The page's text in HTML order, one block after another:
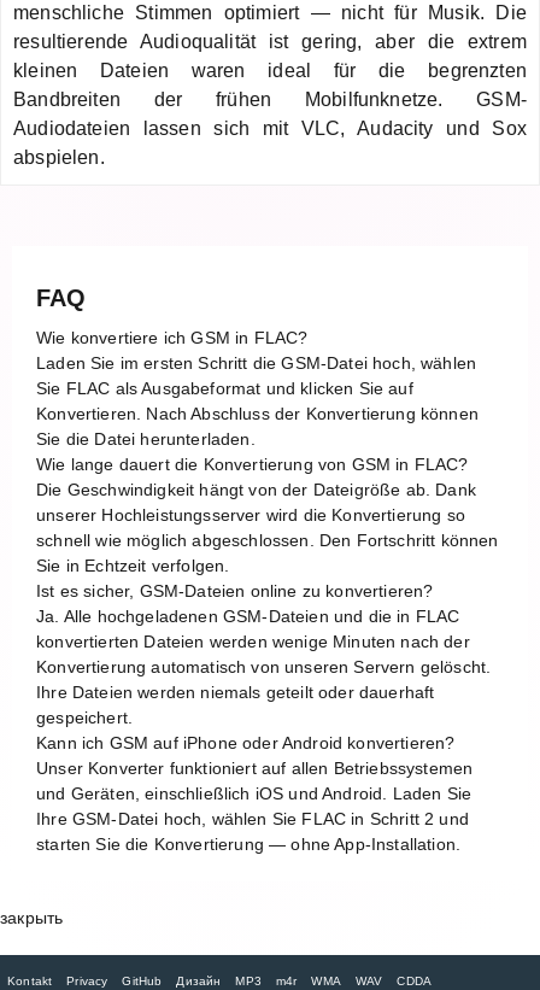
menschliche Stimmen optimiert — nicht für Musik. Die
resultierende Audioqualität ist gering, aber die extrem
kleinen Dateien waren ideal für die begrenzten
Bandbreiten der frühen Mobilfunknetze. GSM-
Audiodateien lassen sich mit VLC, Audacity und Sox
abspielen.
FAQ
Wie konvertiere ich GSM in FLAC?
Laden Sie im ersten Schritt die GSM-Datei hoch, wählen
Sie FLAC als Ausgabeformat und klicken Sie auf
Konvertieren. Nach Abschluss der Konvertierung können
Sie die Datei herunterladen.
Wie lange dauert die Konvertierung von GSM in FLAC?
Die Geschwindigkeit hängt von der Dateigröße ab. Dank
unserer Hochleistungsserver wird die Konvertierung so
schnell wie möglich abgeschlossen. Den Fortschritt können
Sie in Echtzeit verfolgen.
Ist es sicher, GSM-Dateien online zu konvertieren?
Ja. Alle hochgeladenen GSM-Dateien und die in FLAC
konvertierten Dateien werden wenige Minuten nach der
Konvertierung automatisch von unseren Servern gelöscht.
Ihre Dateien werden niemals geteilt oder dauerhaft
gespeichert.
Kann ich GSM auf iPhone oder Android konvertieren?
Unser Konverter funktioniert auf allen Betriebssystemen
und Geräten, einschließlich iOS und Android. Laden Sie
Ihre GSM-Datei hoch, wählen Sie FLAC in Schritt 2 und
starten Sie die Konvertierung — ohne App-Installation.
закрыть
Kontakt Privacy GitHub Дизайн MP3 m4r WMA WAV CDDA